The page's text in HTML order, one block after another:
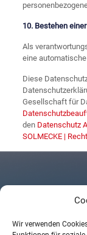
Wir verwenden
10. Bestehen
Als
eine
Diese
Gesellschaft für
den Datenschutz
SOLMECKE |